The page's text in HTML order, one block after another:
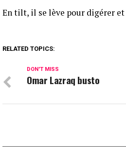
En tilt, il se lève pour digérer
RELATED TOPICS:
DON'T MISS
Omar Lazraq busto